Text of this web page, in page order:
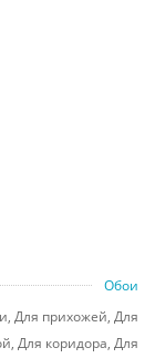
Обои
Для прихожей, Для
Для коридора, Для